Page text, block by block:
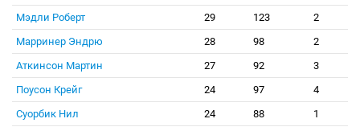
Мэдли Роберт
29 123
2
Марринер Эндрю
28 98
2
Аткинсон Мартин
27 92
3
Поусон Крейг
24 97
4
Суорбик Нил
24 88
1